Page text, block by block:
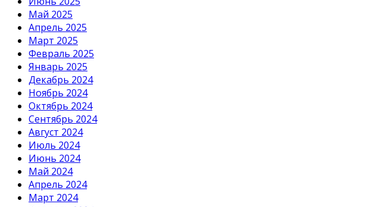
Май 2025
Апрель 2025
Март 2025
Февраль 2025
Январь 2025
Декабрь 2024
Ноябрь 2024
Октябрь 2024
Сентябрь 2024
Август 2024
Июль 2024
Июнь 2024
Май 2024
Апрель 2024
Март 2024